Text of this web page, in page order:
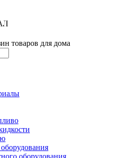
товаров для дома
оборудования